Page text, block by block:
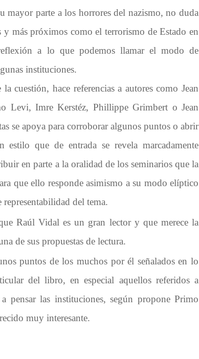
mayor parte a los horrores del nazismo, no duda
y más próximos como el terrorismo de Estado en
a lo que podemos llamar el modo de
instituciones.
cuestión, hace referencias a autores como Jean
Levi, Imre Kerstéz, Phillippe Grimbert o Jean
se apoya para corroborar algunos puntos o abrir
que de entrada se revela marcadamente
en parte a la oralidad de los seminarios que la
que ello responde asimismo a su modo elíptico
del tema.
Raúl Vidal es un gran lector y que merece la
de sus propuestas de lectura.
puntos de los muchos por él señalados en lo
del libro, en especial aquellos referidos a
pensar las instituciones, según propone Primo
muy interesante.